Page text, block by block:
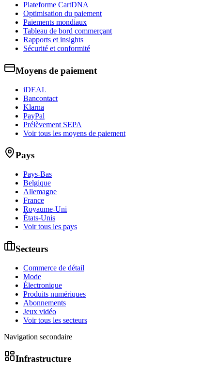
Plateforme CartDNA
Optimisation du paiement
Paiements mondiaux
Tableau de bord commerçant
Rapports et insights
Sécurité et conformité
Moyens de paiement
iDEAL
Bancontact
Klarna
PayPal
Prélèvement SEPA
Voir tous les moyens de paiement
Pays
Pays-Bas
Belgique
Allemagne
France
Royaume-Uni
États-Unis
Voir tous les pays
Secteurs
Commerce de détail
Mode
Électronique
Produits numériques
Abonnements
Jeux vidéo
Voir tous les secteurs
Navigation secondaire
Infrastructure